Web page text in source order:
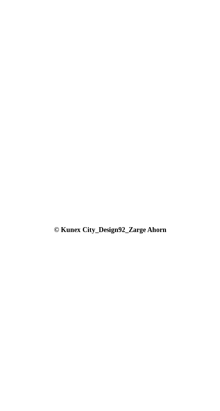
© Kunex City_Design92_Zarge Ahorn